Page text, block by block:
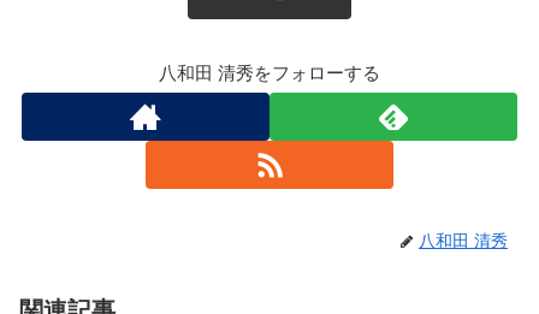
八和田 清秀をフォローする
八和田 清秀